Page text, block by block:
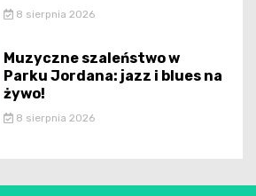
8 sierpnia 2026
Muzyczne szaleństwo w
Parku Jordana: jazz i blues na
żywo!
8 sierpnia 2026